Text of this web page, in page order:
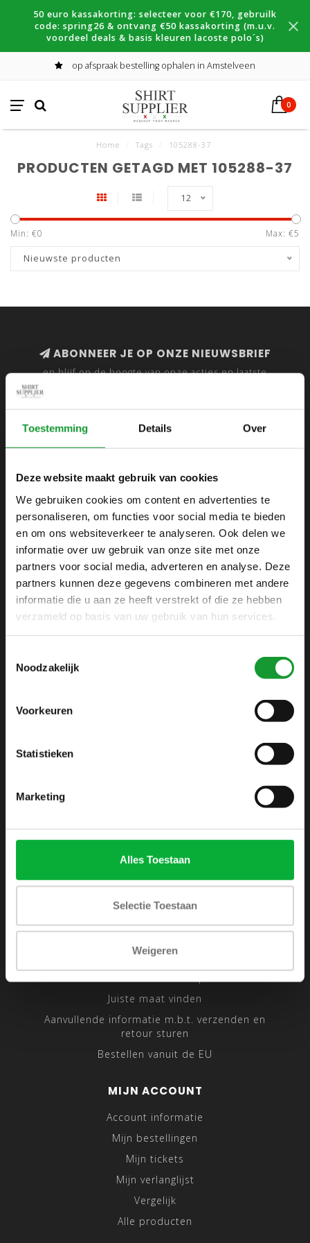
Toestemming Details Over
Deze website maakt gebruik van cookies
We gebruiken cookies om content en advertenties te
personaliseren, om functies voor social media te bieden
en om ons websiteverkeer te analyseren. Ook delen we
informatie over uw gebruik van onze site met onze
partners voor social media, adverteren en analyse. Deze
partners kunnen deze gegevens combineren met andere
informatie die u aan ze heeft verstrekt of die ze hebben
verzameld op basis van uw gebruik van hun services.
Noodzakelijk
Voorkeuren
Statistieken
Marketing
Alles Toestaan
Selectie Toestaan
Weigeren
50 euro kassakorting: selecteer voor €170, gebruilk
code: spring26 & ontvang €50 kassakorting (m.u.v.
voordeel deals & basis kleuren lacoste polo´s)
op afspraak bestelling ophalen in Amstelveen
0
Home Tags 105288-37
PRODUCTEN GETAGD MET 105288-37
12
Min: €0 Max: €5
Nieuwste producten
ABONNEER JE OP ONZE NIEUWSBRIEF
en blijf op de hoogte van onze acties en laatste
SHIRTSUPPLIER.NL
Webshop voor mannen
Zijlijnstraat 24
1433 DC
+31 6 42 52 32 80
+31 6 42 52 32 80
Disclaimer
Privacy Policy
Sitemap
Traveling Tailor
Juiste maat vinden
Aanvullende informatie m.b.t. verzenden en
retour sturen
Bestellen vanuit de EU
MIJN ACCOUNT
Account informatie
Mijn bestellingen
Mijn tickets
Mijn verlanglijst
Vergelijk
Alle producten